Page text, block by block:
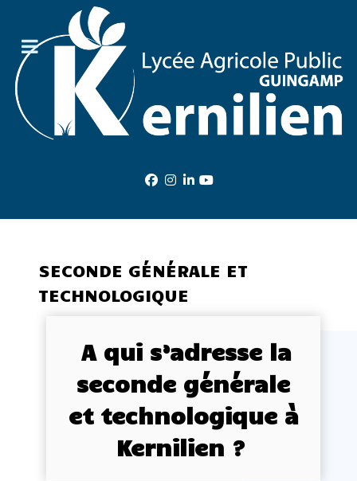
SECONDE GÉNÉRALE ET
TECHNOLOGIQUE
A qui s’adresse la
seconde générale
et technologique à
Kernilien ?